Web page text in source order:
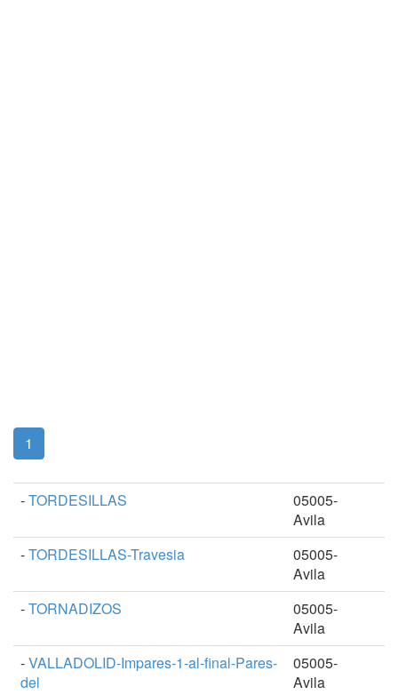
1
-TORDESILLAS
05005-
Avila
-TORDESILLAS-Travesia
05005-
Avila
-TORNADIZOS
05005-
Avila
-VALLADOLID-Impares-1-al-final-Pares-
del
05005-
Avila